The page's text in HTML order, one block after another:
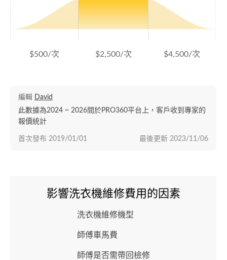
$500/次 $2,500/次 $4,500/次
編輯 David
此數據為2024 ~ 2026間於PRO360平台上，客戶收到專家的
報價統計
最後更新 2023/11/06
首次發布 2019/01/01
影響洗衣機維修費用的因素
洗衣機維修機型
師傅車馬費
師傅是否需帶回檢修